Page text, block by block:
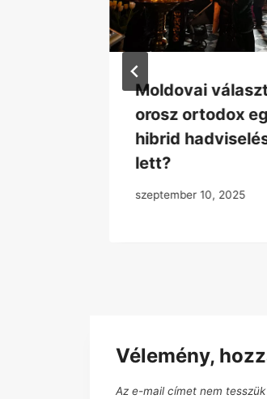
Moldovai
orosz ortodox
hibrid
lett?
szeptember 10, 2025
Vélemény,
Az e-mail címet nem tesszük